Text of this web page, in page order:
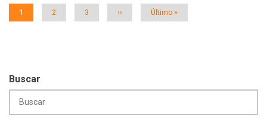
Página
actual
1 Página
2 Página
3
Siguiente
página
››
Última
página
Último »
Buscar